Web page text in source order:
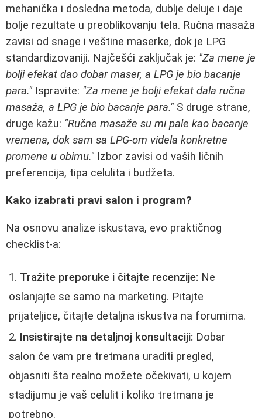
mehanička i dosledna metoda, dublje deluje i daje
bolje rezultate u preoblikovanju tela. Ručna masaža
zavisi od snage i veštine maserke, dok je LPG
standardizovaniji. Najčešći zaključak je: "Za mene je
bolji efekat dao dobar maser, a LPG je bio bacanje
para." Ispravite: "Za mene je bolji efekat dala ručna
masaža, a LPG je bio bacanje para." S druge strane,
druge kažu: "Ručne masaže su mi pale kao bacanje
vremena, dok sam sa LPG-om videla konkretne
promene u obimu." Izbor zavisi od vaših ličnih
preferencija, tipa celulita i budžeta.
Kako izabrati pravi salon i program?
Na osnovu analize iskustava, evo praktičnog
checklist-a:
Tražite preporuke i čitajte recenzije: Ne
oslanjajte se samo na marketing. Pitajte
prijateljice, čitajte detaljna iskustva na forumima.
Insistirajte na detaljnoj konsultaciji: Dobar
salon će vam pre tretmana uraditi pregled,
objasniti šta realno možete očekivati, u kojem
stadijumu je vaš celulit i koliko tretmana je
potrebno.